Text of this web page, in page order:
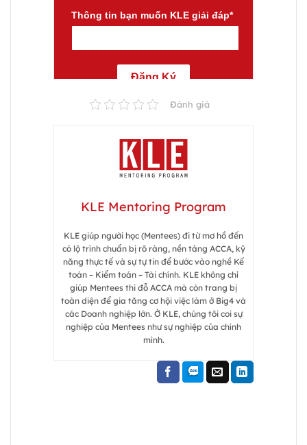
Đánh giá
KLE Mentoring Program
KLE giúp người học (Mentees) đi từ mơ hồ đến
có lộ trình chuẩn bị rõ ràng, nền tảng ACCA, kỹ
năng thực tế và sự tự tin để bước vào nghề Kế
toán – Kiểm toán – Tài chính. KLE không chỉ
giúp Mentees thi đỗ ACCA mà còn trang bị
toàn diện để gia tăng cơ hội việc làm ở Big4 và
các Doanh nghiệp lớn. Ở KLE, chúng tôi coi sự
nghiệp của Mentees như sự nghiệp của chính
mình.